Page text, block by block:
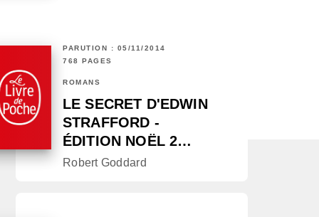
PARUTION : 05/11/2014
768 PAGES
ROMANS
LE SECRET D'EDWIN
STRAFFORD -
ÉDITION NOËL 2…
Robert Goddard